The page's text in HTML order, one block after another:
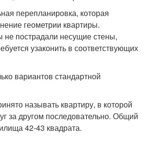
перепланировка, которая
геометрии квартиры.
не пострадали несущие стены,
узаконить в соответствующих
вариантов стандартной
называть квартиру, в которой
за другом последовательно. Общий
42-43 квадрата.